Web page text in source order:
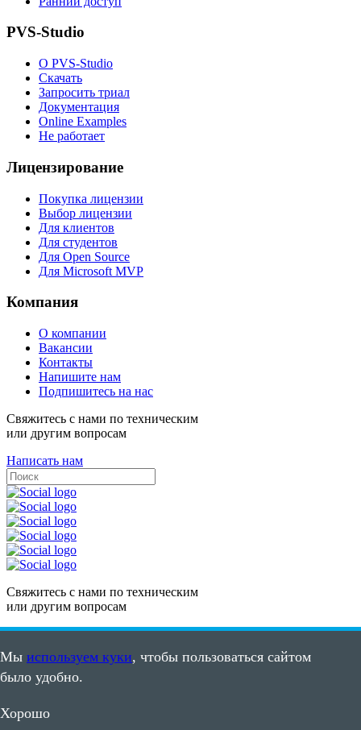
Мы используем куки, чтобы пользоваться сайтом
было удобно.
Хорошо
PVS-Studio
О PVS-Studio
Скачать
Запросить триал
Документация
Online Examples
Не работает
Лицензирование
Покупка лицензии
Выбор лицензии
Для клиентов
Для студентов
Для Open Source
Для Microsoft MVP
Компания
О компании
Вакансии
Контакты
Напишите нам
Подпишитесь на нас
Свяжитесь с нами по техническим
или другим вопросам
Написать нам
Свяжитесь с нами по техническим
или другим вопросам
Написать нам
Карта сайта
Пользовательское соглашение
ИНН: 7105502635